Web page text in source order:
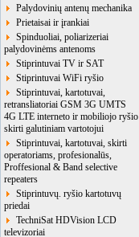
Palydovinių antenų mechanika
Prietaisai ir įrankiai
Spinduoliai, poliarizeriai
palydovinėms antenoms
Stiprintuvai TV ir SAT
Stiprintuvai WiFi ryšio
Stiprintuvai, kartotuvai,
retransliatoriai GSM 3G UMTS
4G LTE interneto ir mobiliojo ryšio
skirti galutiniam vartotojui
Stiprintuvai, kartotuvai, skirti
operatoriams, profesionalūs,
Proffesional & Band selective
repeaters
Stiprintuvų. ryšio kartotuvų
priedai
TechniSat HDVision LCD
televizoriai